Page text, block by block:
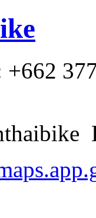
+662